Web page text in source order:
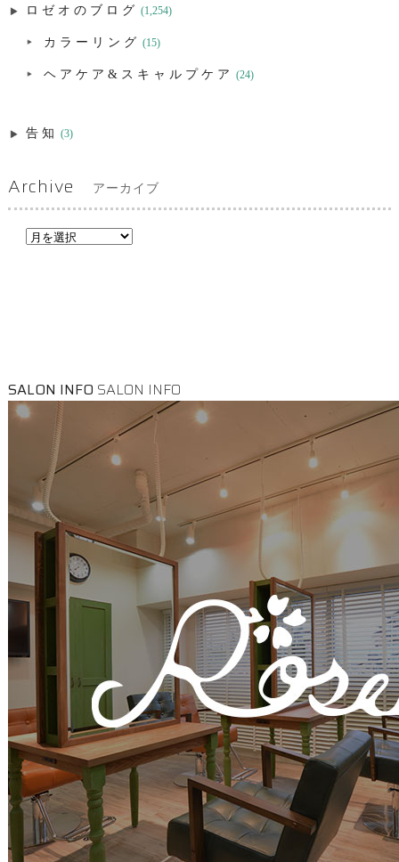
ロゼオのブログ (1,254)
カラーリング (15)
ヘアケア&スキャルプケア (24)
告知 (3)
Archive アーカイブ
SALON INFO SALON INFO